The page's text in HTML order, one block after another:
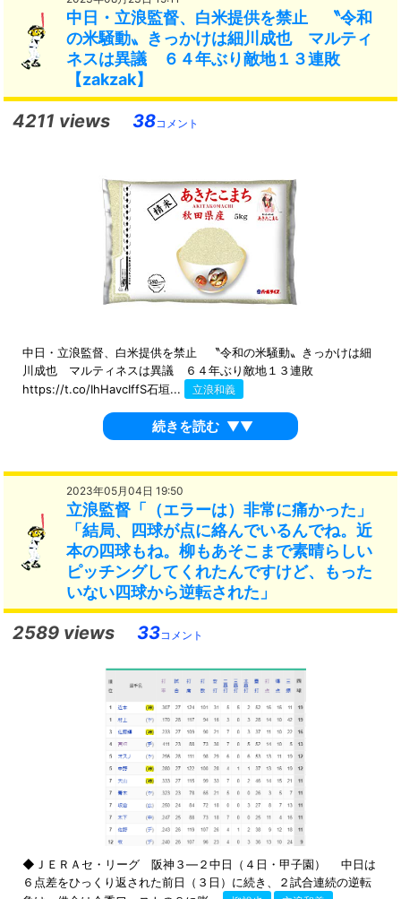
中日・立浪監督、白米提供を禁止 〝令和
の米騒動〟きっかけは細川成也 マルティ
ネスは異議 ６４年ぶり敵地１３連敗
【zakzak】
4211 views 38コメント
中日・立浪監督、白米提供を禁止 〝令和の米騒動〟きっかけは細
川成也 マルティネスは異議 ６４年ぶり敵地１３連敗
https://t.co/IhHavcIffS石垣...
立浪和義
続きを読む ▼▼
2023年05月04日 19:50
立浪監督「（エラーは）非常に痛かった」
「結局、四球が点に絡んでいるんでね。近
本の四球もね。柳もあそこまで素晴らしい
ピッチングしてくれたんですけど、もった
いない四球から逆転された」
2589 views 33コメント
◆ＪＥＲＡセ・リーグ 阪神３―２中日（４日・甲子園） 中日は
６点差をひっくり返された前日（３日）に続き、２試合連続の逆転